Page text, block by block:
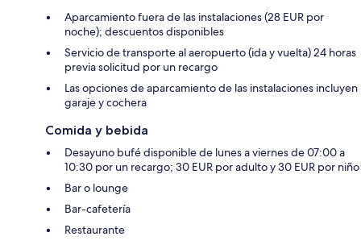
Aparcamiento fuera de las instalaciones (28 EUR por
noche); descuentos disponibles
Servicio de transporte al aeropuerto (ida y vuelta) 24 horas
previa solicitud por un recargo
Las opciones de aparcamiento de las instalaciones incluyen
garaje y cochera
Comida y bebida
Desayuno bufé disponible de lunes a viernes de 07:00 a
10:30 por un recargo; 30 EUR por adulto y 30 EUR por niño
Bar o lounge
Bar-cafetería
Restaurante